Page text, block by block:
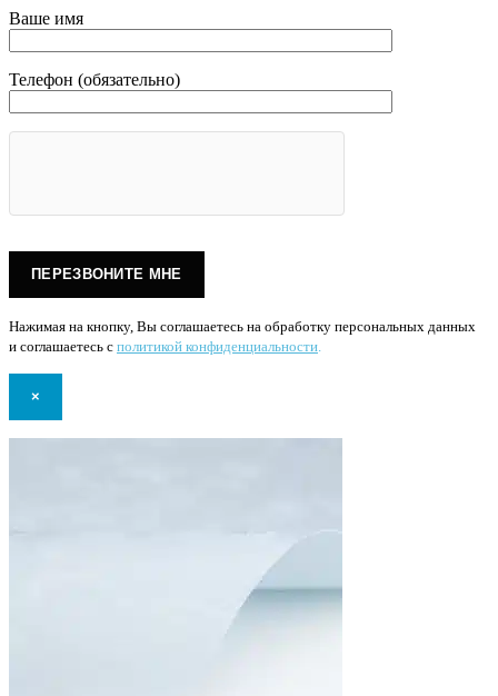
Ваше имя
Телефон (обязательно)
Нажимая на кнопку, Вы соглашаетесь на обработку персональных данных
и соглашаетесь с политикой конфиденциальности
×